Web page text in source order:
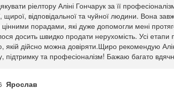
ріелтору Аліні Гончарук за її
щирої, відповідальної та чуйної людини. Вона
цінними порадами, які дуже допомогли мені
досить швидко продати нерухомість. Усі
дійсно можна довіряти.Щиро рекомендую
підтримку та професіоналізм! Бажаю багато
Ярослав